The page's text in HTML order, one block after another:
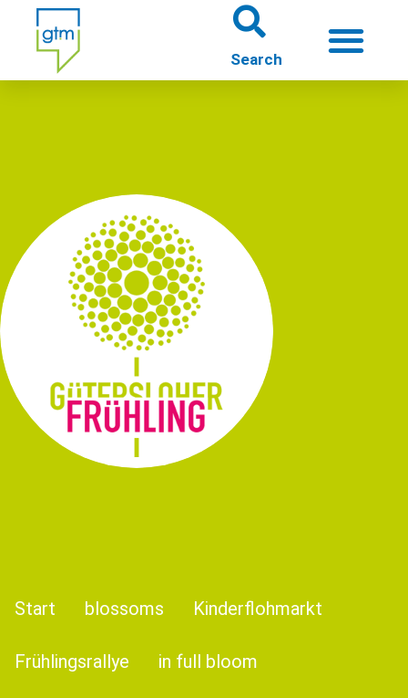
About Gütersloh
Events
Start blossoms Kinderflohmarkt
Frühlingsrallye in full bloom